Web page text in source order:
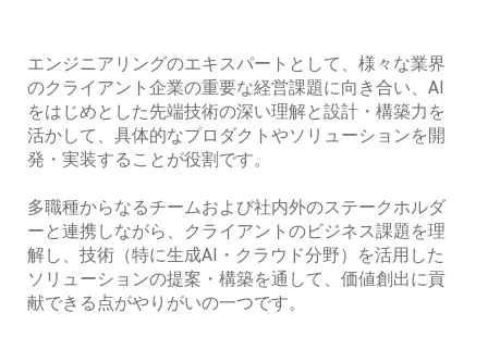
エンジニアリングのエキスパートとして、様々な業界
のクライアント企業の重要な経営課題に向き合い、AI
をはじめとした先端技術の深い理解と設計・構築力を
活かして、具体的なプロダクトやソリューションを開
発・実装することが役割です。
多職種からなるチームおよび社内外のステークホルダ
ーと連携しながら、クライアントのビジネス課題を理
解し、技術（特に生成AI・クラウド分野）を活用した
ソリューションの提案・構築を通して、価値創出に貢
献できる点がやりがいの一つです。